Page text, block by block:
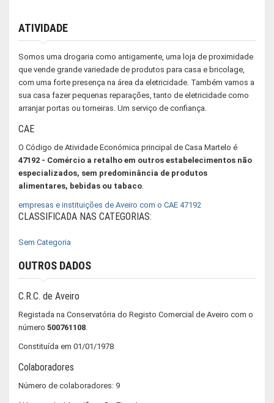
ATIVIDADE
Somos uma drogaria como antigamente, uma loja de proximidade
que vende grande variedade de produtos para casa e bricolage,
com uma forte presença na área da eletricidade. Também vamos a
sua casa fazer pequenas reparações, tanto de eletricidade como
arranjar portas ou torneiras. Um serviço de confiança.
CAE
O Código de Atividade Económica principal de Casa Martelo é
47192 - Comércio a retalho em outros estabelecimentos não
especializados, sem predominância de produtos
alimentares, bebidas ou tabaco.
empresas e instituições de Aveiro com o CAE 47192
CLASSIFICADA NAS CATEGORIAS:
Sem Categoria
OUTROS DADOS
C.R.C. de Aveiro
Registada na Conservatória do Registo Comercial de Aveiro com o
número 500761108.
Constituída em 01/01/1978
Colaboradores
Número de colaboradores: 9